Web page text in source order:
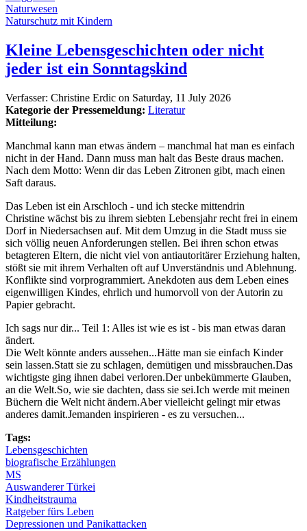
Naturwesen
Naturschutz mit Kindern
Kleine Lebensgeschichten oder nicht
jeder ist ein Sonntagskind
Verfasser: Christine Erdic on Saturday, 11 July 2026
Kategorie der Pressemeldung: Literatur
Mitteilung:
Manchmal kann man etwas ändern – manchmal hat man es einfach
nicht in der Hand. Dann muss man halt das Beste draus machen.
Nach dem Motto: Wenn dir das Leben Zitronen gibt, mach einen
Saft daraus.
Das Leben ist ein Arschloch - und ich stecke mittendrin
Christine wächst bis zu ihrem siebten Lebensjahr recht frei in einem
Dorf in Niedersachsen auf. Mit dem Umzug in die Stadt muss sie
sich völlig neuen Anforderungen stellen. Bei ihren schon etwas
betagteren Eltern, die nicht viel von antiautoritärer Erziehung halten,
stößt sie mit ihrem Verhalten oft auf Unverständnis und Ablehnung.
Konflikte sind vorprogrammiert. Anekdoten aus dem Leben eines
eigenwilligen Kindes, ehrlich und humorvoll von der Autorin zu
Papier gebracht.
Ich sags nur dir... Teil 1: Alles ist wie es ist - bis man etwas daran
ändert.
Die Welt könnte anders aussehen...Hätte man sie einfach Kinder
sein lassen.Statt sie zu schlagen, demütigen und missbrauchen.Das
wichtigste ging ihnen dabei verloren.Der unbekümmerte Glauben,
an die Welt.So, wie sie dachten, dass sie sei.Ich werde mit meinen
Büchern die Welt nicht ändern.Aber vielleicht gelingt mir etwas
anderes damit.Jemanden inspirieren - es zu versuchen...
Tags:
Lebensgeschichten
biografische Erzählungen
MS
Auswanderer Türkei
Kindheitstrauma
Ratgeber fürs Leben
Depressionen und Panikattacken